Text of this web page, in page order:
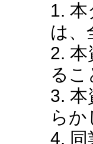
1.
は、
2.
るこ
3.
ら
4. 同